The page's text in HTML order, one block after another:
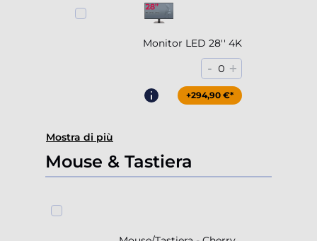
Monitor LED 28'' 4K
- 0 +
+294,90 €*
Mostra di più
Mouse & Tastiera